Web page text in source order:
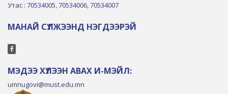
Утас : 70534005, 70534006, 70534007
МАНАЙ СҮЛЖЭЭНД НЭГДЭЭРЭЙ
МЭДЭЭ ХҮЛЭЭН АВАХ И-МЭЙЛ:
umnugovi@must.edu.mn